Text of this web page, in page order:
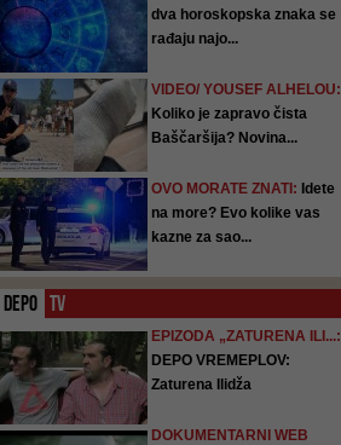
dva horoskopska znaka se
rađaju najo...
VIDEO/ YOUSEF ALHELOU:
Koliko je zapravo čista
Baščaršija? Novina...
OVO MORATE ZNATI: Idete
na more? Evo kolike vas
kazne za sao...
DEPO TV
EPIZODA „ZATURENA ILI...:
DEPO VREMEPLOV:
Zaturena Ilidža
DOKUMENTARNI WEB